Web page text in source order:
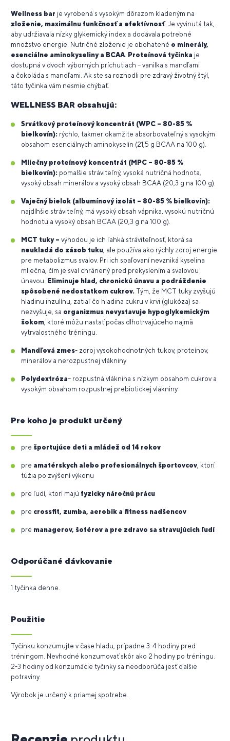
Wellness bar je vyrobená s vysokým dôrazom kladeným na
zloženie, maximálnu funkčnosť a efektívnosť. Je vyvinutá tak,
aby udržiavala nízky glykemický index a dodávala potrebné
množstvo energie. Nutričné zloženie je obohatené o minerály,
esenciálne aminokyseliny a BCAA. Proteínová tyčinka je
dostupná v dvoch výborných príchutiach – vanilka s mandľami
a čokoláda s mandľami. Ak ste sa rozhodli pre zdravý životný štýl,
táto tyčinka vám nesmie chýbať.
WELLNESS BAR obsahujú:
Srvátkový proteínový koncentrát (WPC – 80-85 %
bielkovín): rýchlo, takmer okamžite absorbovateľný s vysokým
obsahom esenciálnych aminokyselín (21,5 g BCAA na 100 g).
Mliečny proteínový koncentrát (MPC – 80-85 %
bielkovín): pomalšie stráviteľný, vysoká nutričná hodnota,
vysoký obsah minerálov a vysoký obsah BCAA (20,3 g na 100 g).
Vaječný bielok (albumínový izolát – 80-85 % bielkovín):
najdlhšie stráviteľný, má vysoký obsah vápnika, vysokú nutričnú
hodnotu a vysoký obsah BCAA (20,3 g na 100 g).
MCT tuky – výhodou je ich ľahká stráviteľnosť, ktorá sa
neukladá do zásob tuku, ale používa ako rýchly zdroj energie
pre metabolizmus svalov. Pri ich spaľovaní nevzniká kyselina
mliečna, čím je sval chránený pred prekyslením a svalovou
únavou. Eliminuje hlad, chronickú únavu a podráždenie
spôsobené nedostatkom cukrov. Tým, že MCT tuky zvyšujú
hladinu inzulínu, zatiaľ čo hladina cukru v krvi (glukóza) sa
nezvyšuje, sa organizmus nevystavuje hypoglykemickým
šokom, ktoré môžu nastať počas dlhotrvajúceho najmä
vytrvalostného tréningu.
Mandľová zmes- zdroj vysokohodnotných tukov, proteínov,
minerálov a nerozpustnej vlákniny
Polydextróza– rozpustná vláknina s nízkym obsahom cukrov a
vysokým obsahom rozpustnej prebiotickej vlákniny
Pre koho je produkt určený
pre športujúce deti a mládež od 14 rokov
pre amatérskych alebo profesionálnych športovcov, ktorí
túžia po zvýšení výkonu
pre ľudí, ktorí majú fyzicky náročnú prácu
pre crossfit, zumba, aerobik a fitness nadšencov
pre managerov, šoférov a pre zdravo sa stravujúcich ľudí
Odporúčané dávkovanie
1 tyčinka denne.
Použitie
Tyčinku konzumujte v čase hladu, prípadne 3-4 hodiny pred
tréningom. Nevhodné konzumovať skôr ako 2 hodiny po tréningu.
2-3 hodiny od konzumácie tyčinky sa neodporúča jesť ďalšie
potraviny.
Výrobok je určený k priamej spotrebe.